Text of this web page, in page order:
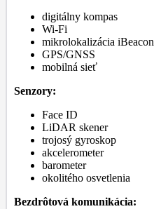
digitálny kompas
Wi-Fi
mikrolokalizácia iBeacon
GPS/GNSS
mobilná sieť
Senzory:
Face ID
LiDAR skener
trojosý gyroskop
akcelerometer
barometer
okolitého osvetlenia
Bezdrôtová komunikácia: